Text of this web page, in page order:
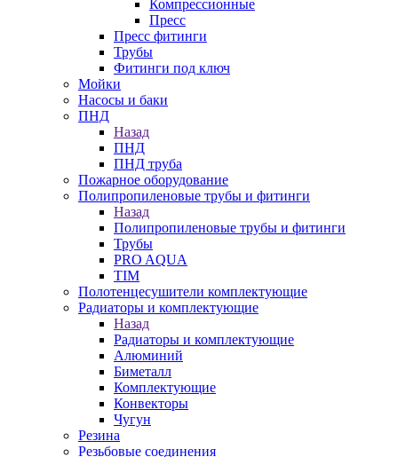
Компрессионные
Пресс
Пресс фитинги
Трубы
Фитинги под ключ
Мойки
Насосы и баки
ПНД
Назад
ПНД
ПНД труба
Пожарное оборудование
Полипропиленовые трубы и фитинги
Назад
Полипропиленовые трубы и фитинги
Трубы
PRO AQUA
TIM
Полотенцесушители комплектующие
Радиаторы и комплектующие
Назад
Радиаторы и комплектующие
Алюминий
Биметалл
Комплектующие
Конвекторы
Чугун
Резина
Резьбовые соединения